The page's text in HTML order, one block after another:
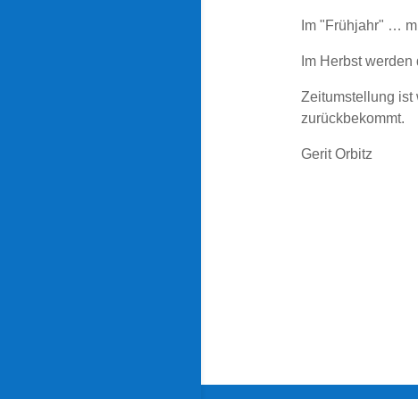
Im "Frühjahr" …
Im Herbst
Zeitumstellung ist
zurückbekommt.
Gerit Orbitz